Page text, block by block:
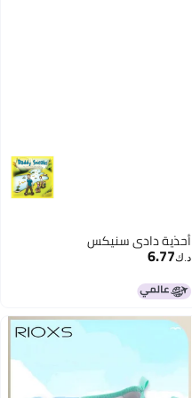
أحذية دادي سنيكس
د.ك‏6.77